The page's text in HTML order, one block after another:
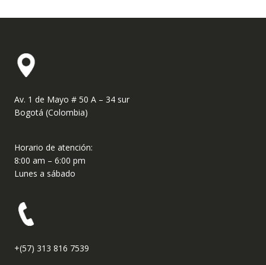
Av. 1 de Mayo # 50 A – 34 sur
Bogotá (Colombia)
Horario de atención:
8:00 am – 6:00 pm
Lunes a sábado
+(57) 313 816 7539